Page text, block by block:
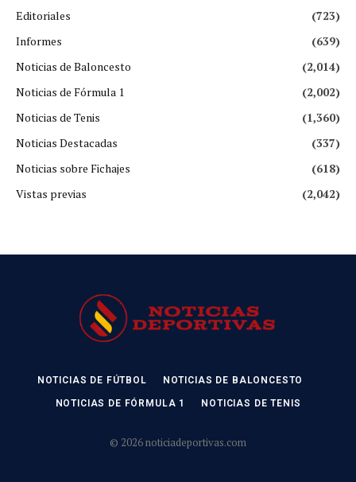
Editoriales
(723)
Informes
(639)
Noticias de Baloncesto
(2,014)
Noticias de Fórmula 1
(2,002)
Noticias de Tenis
(1,360)
Noticias Destacadas
(337)
Noticias sobre Fichajes
(618)
Vistas previas
(2,042)
NOTICIAS DE FÚTBOL NOTICIAS DE BALONCESTO
NOTICIAS DE FÓRMULA 1 NOTICIAS DE TENIS
© 2026 noticiadeportivas.com